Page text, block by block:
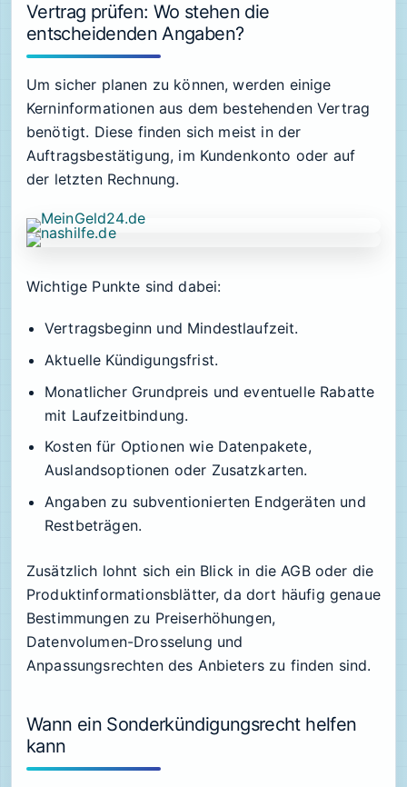
Vertrag prüfen: Wo stehen die
entscheidenden Angaben?
Um sicher planen zu können, werden einige
Kerninformationen aus dem bestehenden Vertrag
benötigt. Diese finden sich meist in der
Auftragsbestätigung, im Kundenkonto oder auf
der letzten Rechnung.
Wichtige Punkte sind dabei:
Vertragsbeginn und Mindestlaufzeit.
Aktuelle Kündigungsfrist.
Monatlicher Grundpreis und eventuelle Rabatte
mit Laufzeitbindung.
Kosten für Optionen wie Datenpakete,
Auslandsoptionen oder Zusatzkarten.
Angaben zu subventionierten Endgeräten und
Restbeträgen.
Zusätzlich lohnt sich ein Blick in die AGB oder die
Produktinformationsblätter, da dort häufig genaue
Bestimmungen zu Preiserhöhungen,
Datenvolumen-Drosselung und
Anpassungsrechten des Anbieters zu finden sind.
Wann ein Sonderkündigungsrecht helfen
kann